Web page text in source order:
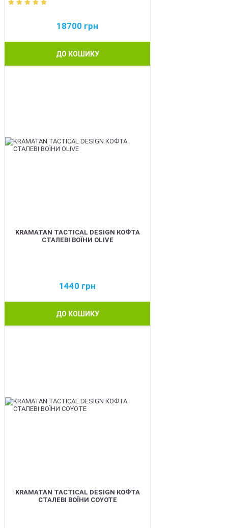
18700 грн
ДО КОШИКУ
KRAMATAN TACTICAL DESIGN КОФТА
СТАЛЕВІ ВОЇНИ OLIVE
1440 грн
ДО КОШИКУ
KRAMATAN TACTICAL DESIGN КОФТА
СТАЛЕВІ ВОЇНИ COYOTE